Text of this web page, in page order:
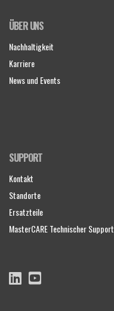
ÜBER UNS
Nachhaltigkeit
Karriere
News und Events
SUPPORT
Kontakt
Standorte
Ersatzteile
MasterCARE Technischer Support